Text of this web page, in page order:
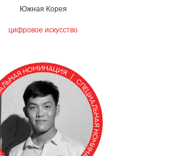
Южная Корея
цифровое искусство